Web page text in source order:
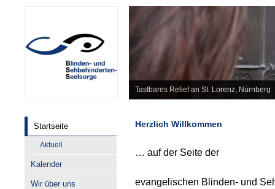
Tastbares Relief an St. Lorenz, Nürnberg
Startseite
Aktuell
Kalender
Wir über uns
Herzlich Willkommen
… auf der Seite der
evangelischen Blinden- und